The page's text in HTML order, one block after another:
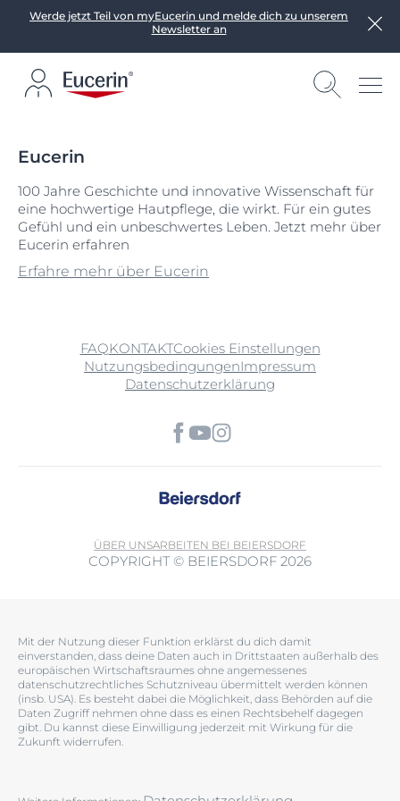
Werde jetzt Teil von myEucerin und melde dich zu unserem
Newsletter an
Eucerin
100 Jahre Geschichte und innovative Wissenschaft für
eine hochwertige Hautpflege, die wirkt. Für ein gutes
Gefühl und ein unbeschwertes Leben. Jetzt mehr über
Eucerin erfahren
Erfahre mehr über Eucerin
FAQKONTAKTCookies Einstellungen
NutzungsbedingungenImpressum
Datenschutzerklärung
ÜBER UNSARBEITEN BEI BEIERSDORF
COPYRIGHT © BEIERSDORF 2026
Mit der Nutzung dieser Funktion erklärst du dich damit
einverstanden, dass deine Daten auch in Drittstaaten außerhalb des
europäischen Wirtschaftsraumes ohne angemessenes
datenschutzrechtliches Schutzniveau übermittelt werden können
(insb. USA). Es besteht dabei die Möglichkeit, dass Behörden auf die
Daten Zugriff nehmen ohne dass es einen Rechtsbehelf dagegen
gibt. Du kannst diese Einwilligung jederzeit mit Wirkung für die
Zukunft widerrufen.